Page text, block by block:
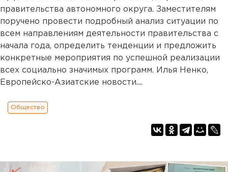
правительства автономного округа. Заместителям
поручено провести подробный анализ ситуации по
всем направлениям деятельности правительства с
начала года, определить тенденции и предложить
конкретные мероприятия по успешной реализации
всех социально значимых программ. Илья Ненко,
Европейско-Азиатские новости....
Общество